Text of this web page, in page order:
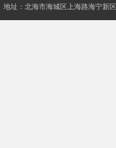
地址：北海市海城区上海路海宁新